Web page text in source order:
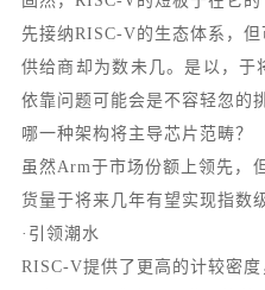
先接纳RISC-V的生态体系，
供给商却为数未几。是以，于
依靠问题可能会是不容轻忽的
哪一种架构将主导芯片范畴？
虽然Arm于市场份额上领先，
货量于将来几年有望实现指数
·引领潮水
RISC-V提供了更高的计较密